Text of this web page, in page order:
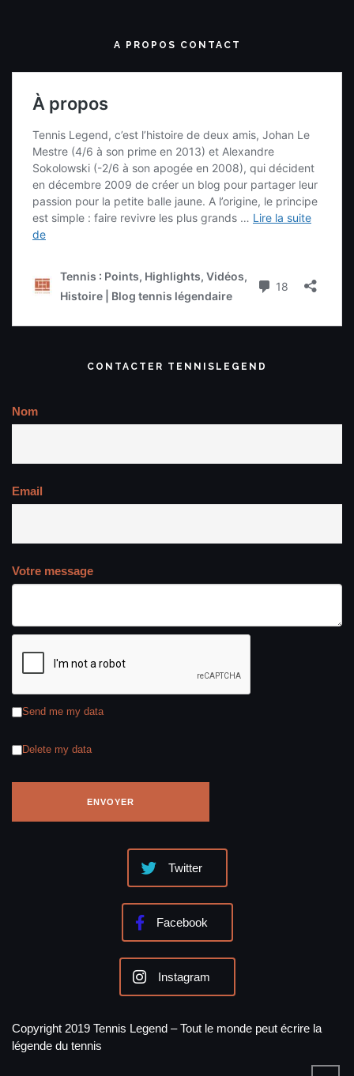
A PROPOS CONTACT
CONTACTER TENNISLEGEND
Nom
Email
Votre message
Send me my data
Delete my data
Twitter
Facebook
Instagram
Copyright 2019 Tennis Legend – Tout le monde peut écrire la
légende du tennis